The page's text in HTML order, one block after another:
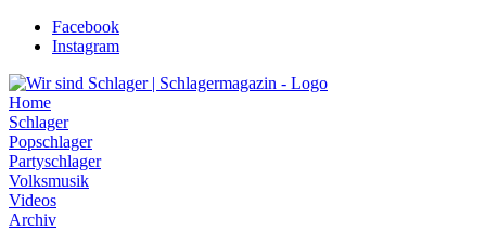
Zum
Inhalt
Facebook
Instagram
Home
Schlager
Popschlager
Partyschlager
Volksmusik
Videos
Archiv